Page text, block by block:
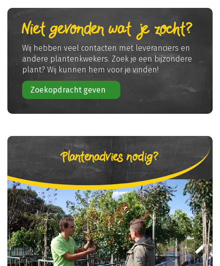
Niet gevonden wat je zocht?
Wij hebben veel contacten met leveranciers en
andere plantenkwekers. Zoek je een bijzondere
plant? Wij kunnen hem voor je vinden!
Zoekopdracht geven
Plantenadvies nodig?